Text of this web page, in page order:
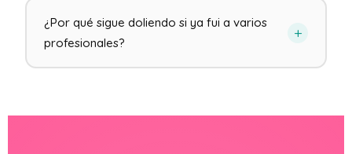
¿Por qué sigue doliendo si ya fui a varios
profesionales?
+